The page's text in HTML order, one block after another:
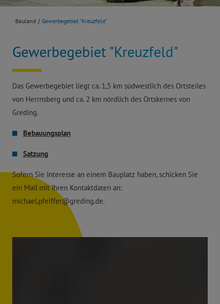
Bauland Gewerbegebiet "Kreuzfeld"
Gewerbegebiet "Kreuzfeld"
Das Gewerbegebiet liegt ca. 1,5 km südwestlich des Ortsteiles
von Herrnsberg und ca. 2 km nördlich des Ortskernes von
Greding.
Bebauungsplan
Satzung
Sofern Sie Interesse an einem Bauplatz haben, schicken Sie
ein Mail mit Ihren Kontaktdaten an:
michael.pfeiffer@greding.de.